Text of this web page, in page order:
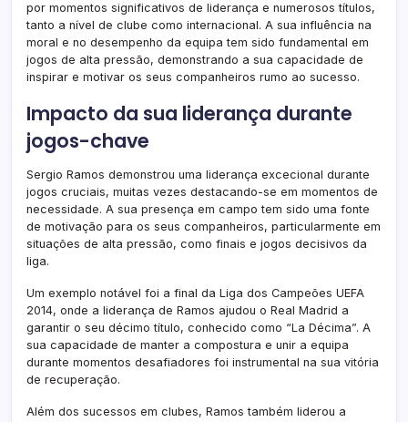
por momentos significativos de liderança e numerosos títulos,
tanto a nível de clube como internacional. A sua influência na
moral e no desempenho da equipa tem sido fundamental em
jogos de alta pressão, demonstrando a sua capacidade de
inspirar e motivar os seus companheiros rumo ao sucesso.
Impacto da sua liderança durante
jogos-chave
Sergio Ramos demonstrou uma liderança excecional durante
jogos cruciais, muitas vezes destacando-se em momentos de
necessidade. A sua presença em campo tem sido uma fonte
de motivação para os seus companheiros, particularmente em
situações de alta pressão, como finais e jogos decisivos da
liga.
Um exemplo notável foi a final da Liga dos Campeões UEFA
2014, onde a liderança de Ramos ajudou o Real Madrid a
garantir o seu décimo título, conhecido como “La Décima”. A
sua capacidade de manter a compostura e unir a equipa
durante momentos desafiadores foi instrumental na sua vitória
de recuperação.
Além dos sucessos em clubes, Ramos também liderou a